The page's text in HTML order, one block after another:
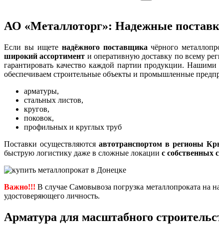
АО «Металлоторг»: Надежные
Если вы ищете надёжного поставщика чёрного
широкий ассортимент и оперативную доставку по всему
гарантировать качество каждой партии продукции.
обеспечиваем строительные объекты и промышленные
арматуры,
стальных листов,
кругов,
поковок,
профильных и круглых труб
Поставки осуществляютсяавтотранспортом в регионы
быструю логистику даже в сложные локации с собственных
Важно!!! В случае Самовывоза погрузка металлопроката на
удостоверяющего личность.
Арматура для масштабного